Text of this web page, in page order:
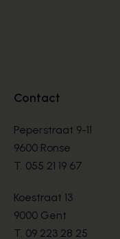
Contact
Peperstraat 9-11
9600 Ronse
T. 055 21 19 67
Koestraat 13
9000 Gent
T. 09 223 28 25